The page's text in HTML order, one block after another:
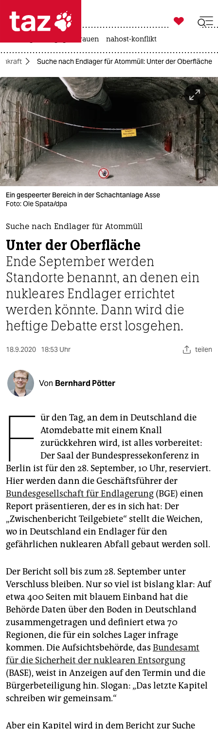
 taz zahl ich
taz zahl ich
themen
politik
öko
gesellschaft
kultur
sport
berlin
nord
wahrheit
verlag
veranstaltungen
unterstützen
genossenschaft
epaper login

taz zahl ich
gewalt gegen frauen nahost-konflikt
Suche nach Endlager für Atommüll: Unter der Oberfläche
Ein gespeerter Bereich in der Schachtanlage Asse
Foto: Ole Spata/dpa
Suche nach Endlager für Atommüll
Unter der Oberfläche
Ende September werden
Standorte benannt, an denen ein
nukleares Endlager errichtet
werden könnte. Dann wird die
heftige Debatte erst losgehen.
18.9.2020 18:53 Uhr teilen
Von Bernhard Pötter
F ür den Tag, an dem in Deutschland die
Atomdebatte mit einem Knall
zurückkehren wird, ist alles vorbereitet:
Der Saal der Bundespressekonferenz in
Berlin ist für den 28. September, 10 Uhr, reserviert.
Hier werden dann die Geschäftsführer der
Bundesgesellschaft für Endlagerung (BGE) einen
Report präsentieren, der es in sich hat: Der
„Zwischenbericht Teilgebiete“ stellt die Weichen,
wo in Deutschland ein Endlager für den
gefährlichen nuklearen Abfall gebaut werden soll.
Der Bericht soll bis zum 28. September unter
Verschluss bleiben. Nur so viel ist bislang klar: Auf
etwa 400 Seiten mit blauem Einband hat die
Behörde Daten über den Boden in Deutschland
zusammengetragen und definiert etwa 70
Regionen, die für ein solches Lager infrage
kommen. Die Aufsichtsbehörde, das Bundesamt
für die Sicherheit der nuklearen Entsorgung
(BASE), weist in Anzeigen auf den Termin und die
Bürgerbeteiligung hin. Slogan: „Das letzte Kapitel
schreiben wir gemeinsam.“
Aber ein Kapitel wird in dem Bericht zur Suche